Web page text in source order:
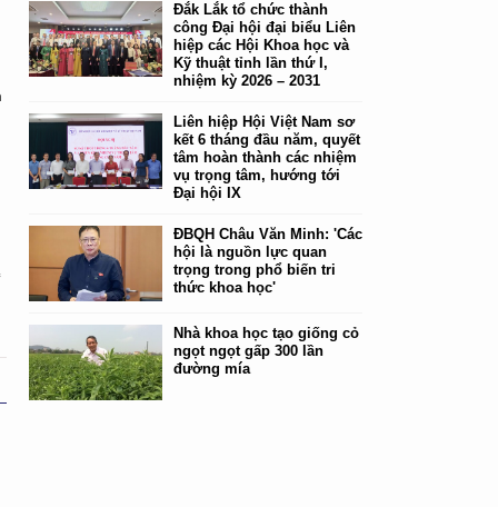
Đắk Lắk tổ chức thành
công Đại hội đại biểu Liên
hiệp các Hội Khoa học và
Kỹ thuật tỉnh lần thứ I,
nhiệm kỳ 2026 – 2031
Liên hiệp Hội Việt Nam sơ
kết 6 tháng đầu năm, quyết
tâm hoàn thành các nhiệm
vụ trọng tâm, hướng tới
Đại hội IX
ĐBQH Châu Văn Minh: 'Các
hội là nguồn lực quan
trọng trong phổ biến tri
thức khoa học'
Nhà khoa học tạo giống cỏ
ngọt ngọt gấp 300 lần
đường mía